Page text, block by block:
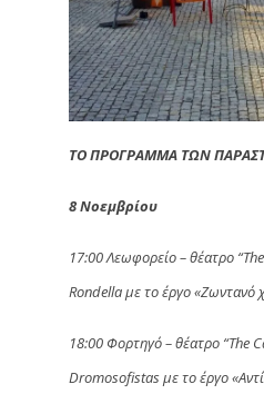
ΤΟ ΠΡΟΓΡΑΜΜΑ ΤΩΝ
8 Νοεμβρίου
17:00 Λεωφορείο – θέατρο
Rondella με το έργο «Ζωντανό
18:00 Φορτηγό – θέατρο “The
Dromosofistas με το έργο